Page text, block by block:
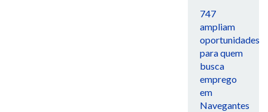
747
ampliam
oportunidades
para quem
busca
emprego
em
Navegantes